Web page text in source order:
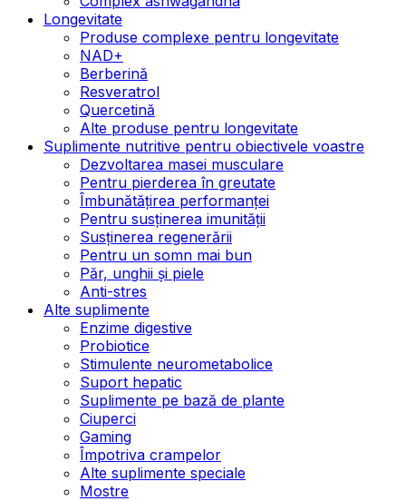
Longevitate
Produse complexe pentru longevitate
NAD+
Berberină
Resveratrol
Quercetină
Alte produse pentru longevitate
Suplimente nutritive pentru obiectivele voastre
Dezvoltarea masei musculare
Pentru pierderea în greutate
Îmbunătățirea performanței
Pentru susținerea imunității
Susținerea regenerării
Pentru un somn mai bun
Păr, unghii și piele
Anti-stres
Alte suplimente
Enzime digestive
Probiotice
Stimulente neurometabolice
Suport hepatic
Suplimente pe bază de plante
Ciuperci
Gaming
Împotriva crampelor
Alte suplimente speciale
Mostre